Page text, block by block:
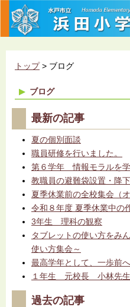
トップ> ブログ
ブログ
最新の記事
夏の個別面談
職員研修を行いました。
第６学年 情報モラルを
教職員の避難袋設置・降
夏季休業前の全校集会（オ
令和８年度 夏季休業中の
3年生 理科の観察
タブレットの使い方をみ
使い方集会～
最高学年として、一歩前
１年生 元校長 小林先生
過去の記事